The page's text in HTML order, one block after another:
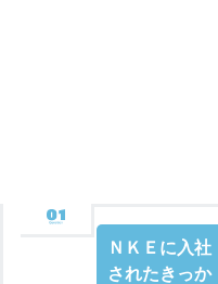
ＮＫＥに入社
されたきっか